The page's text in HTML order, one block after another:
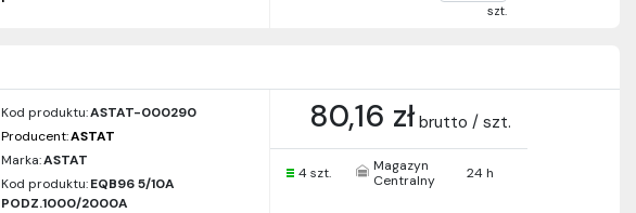
szt.
Kod produktu:ASTAT-000290
Producent:ASTAT
Marka:ASTAT
Kod produktu:EQB96 5/10A
PODZ.1000/2000A
80,16 zł brutto / szt.
4 szt.
Magazyn
Centralny
24 h